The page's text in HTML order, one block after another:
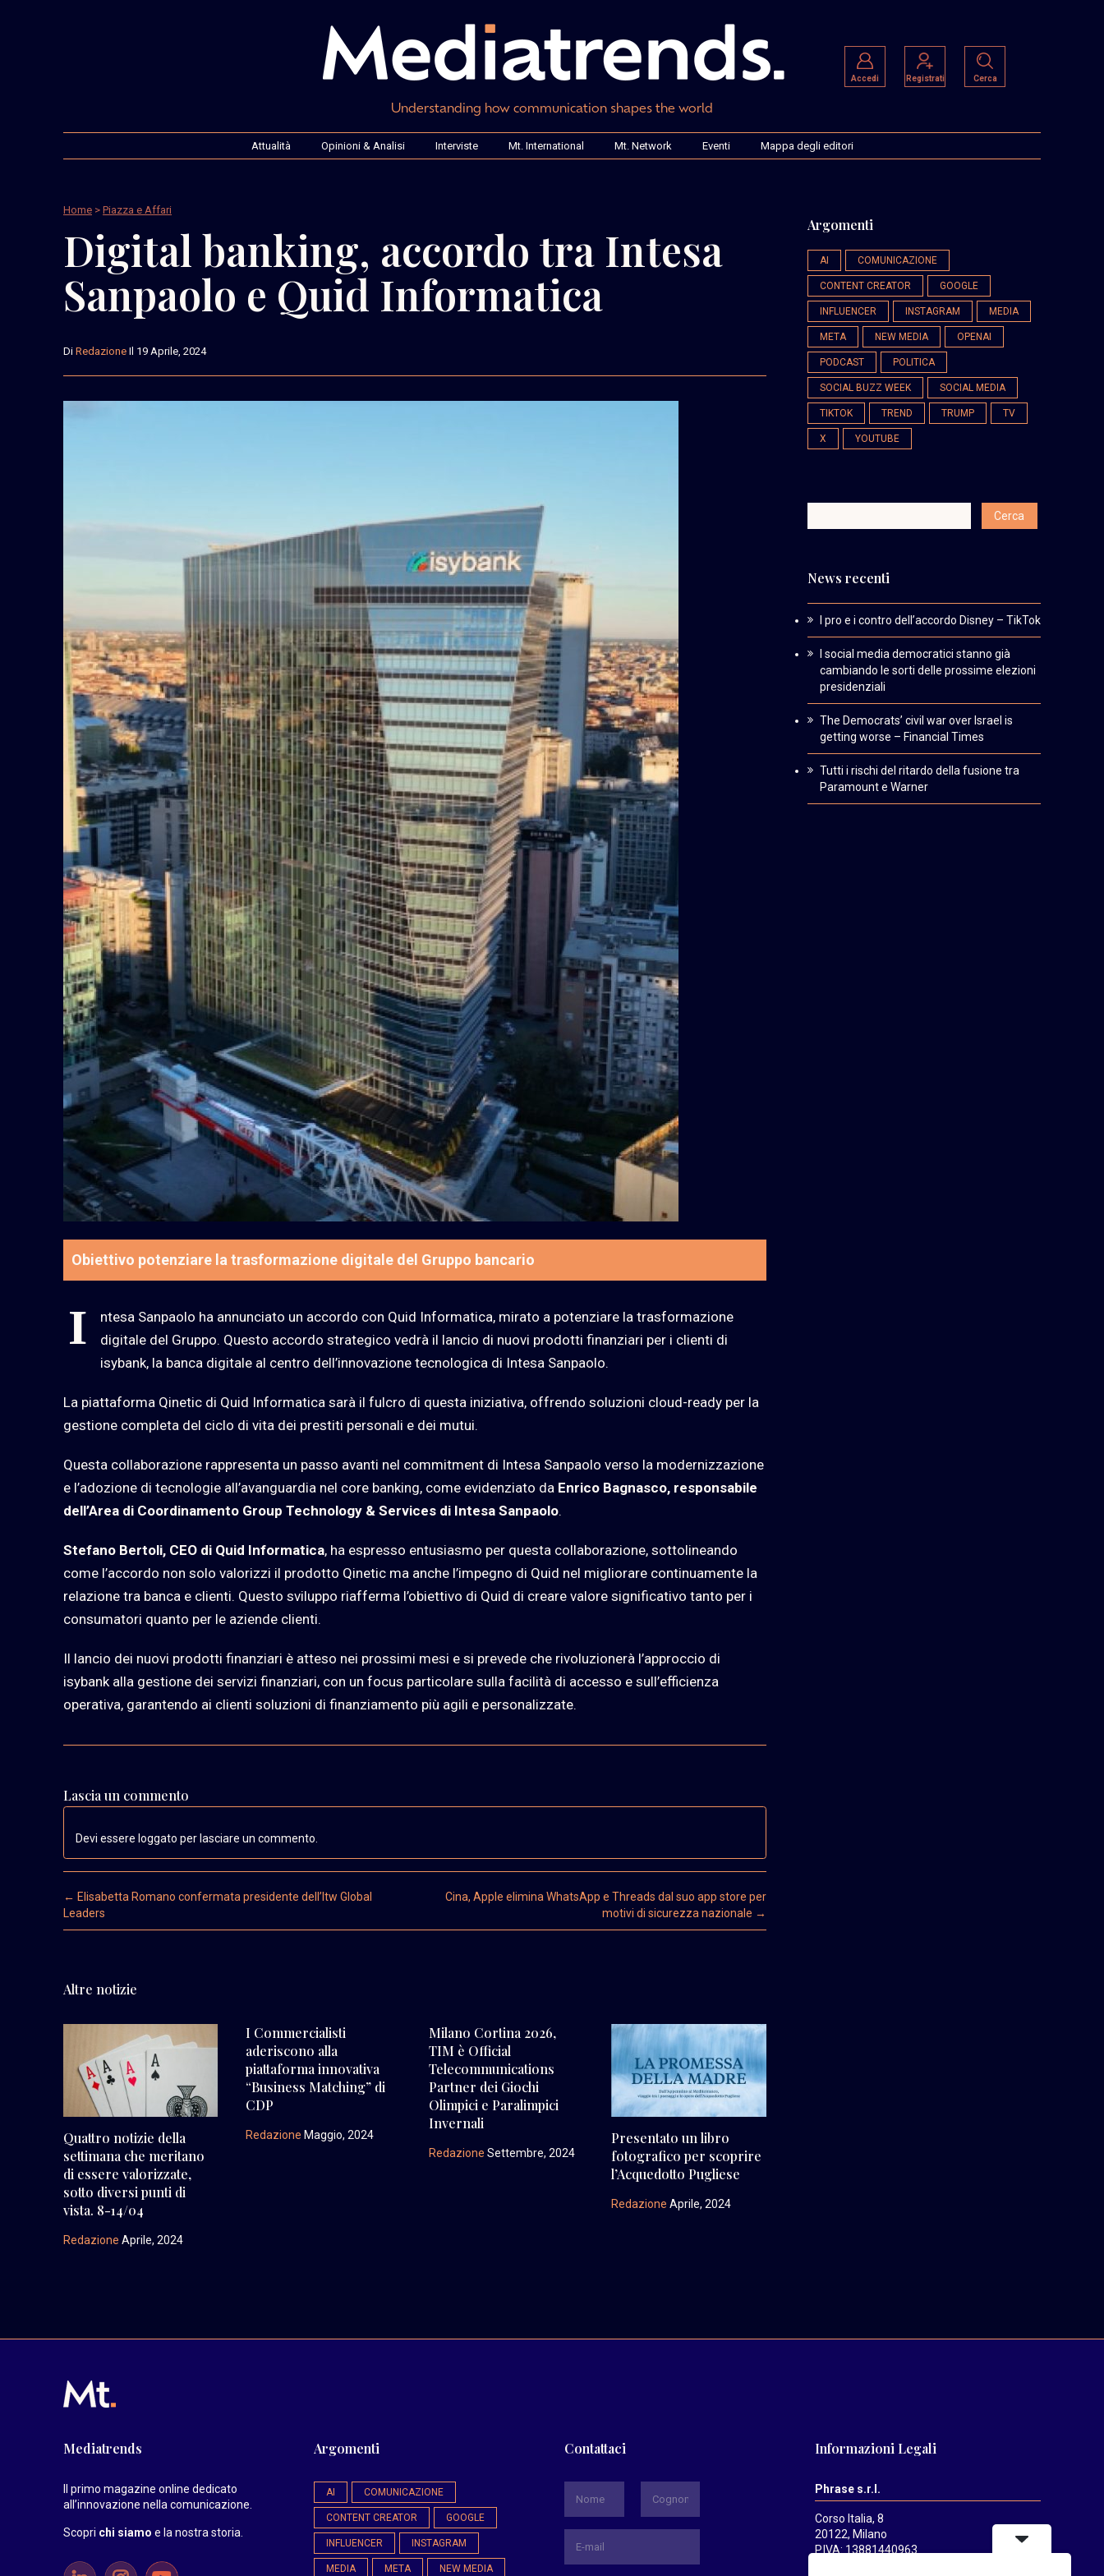
Understanding how communication shapes the world
Accedi Registrati Cerca
Attualità Opinioni & Analisi Interviste Mt. International Mt. Network Eventi Mappa degli editori
Home > Piazza e Affari
Digital banking, accordo tra Intesa
Sanpaolo e Quid Informatica
Di Redazione Il 19 Aprile, 2024
Obiettivo potenziare la trasformazione digitale del Gruppo bancario
I
ntesa Sanpaolo ha annunciato un accordo con Quid Informatica, mirato a potenziare la trasformazione
digitale del Gruppo. Questo accordo strategico vedrà il lancio di nuovi prodotti finanziari per i clienti di
isybank, la banca digitale al centro dell’innovazione tecnologica di Intesa Sanpaolo.
La piattaforma Qinetic di Quid Informatica sarà il fulcro di questa iniziativa, offrendo soluzioni cloud-ready per la
gestione completa del ciclo di vita dei prestiti personali e dei mutui.
Questa collaborazione rappresenta un passo avanti nel commitment di Intesa Sanpaolo verso la modernizzazione
e l’adozione di tecnologie all’avanguardia nel core banking, come evidenziato da Enrico Bagnasco, responsabile
dell’Area di Coordinamento Group Technology & Services di Intesa Sanpaolo.
Stefano Bertoli, CEO di Quid Informatica, ha espresso entusiasmo per questa collaborazione, sottolineando
come l’accordo non solo valorizzi il prodotto Qinetic ma anche l’impegno di Quid nel migliorare continuamente la
relazione tra banca e clienti. Questo sviluppo riafferma l’obiettivo di Quid di creare valore significativo tanto per i
consumatori quanto per le aziende clienti.
Il lancio dei nuovi prodotti finanziari è atteso nei prossimi mesi e si prevede che rivoluzionerà l’approccio di
isybank alla gestione dei servizi finanziari, con un focus particolare sulla facilità di accesso e sull’efficienza
operativa, garantendo ai clienti soluzioni di finanziamento più agili e personalizzate.
Lascia un commento
Devi essere loggato per lasciare un commento.
Post navigation
← Elisabetta Romano confermata presidente dell’Itw Global
Leaders
Cina, Apple elimina WhatsApp e Threads dal suo app store per
motivi di sicurezza nazionale →
Altre notizie
Quattro notizie della
settimana che meritano
di essere valorizzate,
sotto diversi punti di
vista. 8-14/04
Redazione Aprile, 2024
I Commercialisti
aderiscono alla
piattaforma innovativa
“Business Matching” di
CDP
Redazione Maggio, 2024
Milano Cortina 2026,
TIM è Official
Telecommunications
Partner dei Giochi
Olimpici e Paralimpici
Invernali
Redazione Settembre, 2024
Presentato un libro
fotografico per scoprire
l’Acquedotto Pugliese
Redazione Aprile, 2024
Argomenti
AI COMUNICAZIONE
CONTENT CREATOR GOOGLE
INFLUENCER INSTAGRAM MEDIA
META NEW MEDIA OPENAI
PODCAST POLITICA
SOCIAL BUZZ WEEK SOCIAL MEDIA
TIKTOK TREND TRUMP TV
X YOUTUBE
News recenti
I pro e i contro dell’accordo Disney – TikTok
I social media democratici stanno già
cambiando le sorti delle prossime elezioni
presidenziali
The Democrats’ civil war over Israel is
getting worse – Financial Times
Tutti i rischi del ritardo della fusione tra
Paramount e Warner
Mediatrends
Il primo magazine online dedicato
all’innovazione nella comunicazione.
Scopri chi siamo e la nostra storia
Argomenti
AI COMUNICAZIONE
CONTENT CREATOR GOOGLE
INFLUENCER INSTAGRAM
MEDIA META NEW MEDIA
Contattaci Informazioni Legali
Phrase s.r.l.
Corso Italia, 8
20122, Milano
P.IVA: 13881440963